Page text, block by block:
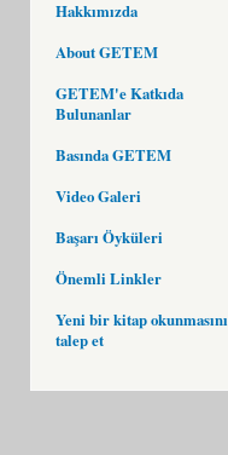
Hakkımızda
About GETEM
GETEM'e Katkıda
Bulunanlar
Basında GETEM
Video Galeri
Başarı Öyküleri
Önemli Linkler
Yeni bir kitap okunmasını
talep et